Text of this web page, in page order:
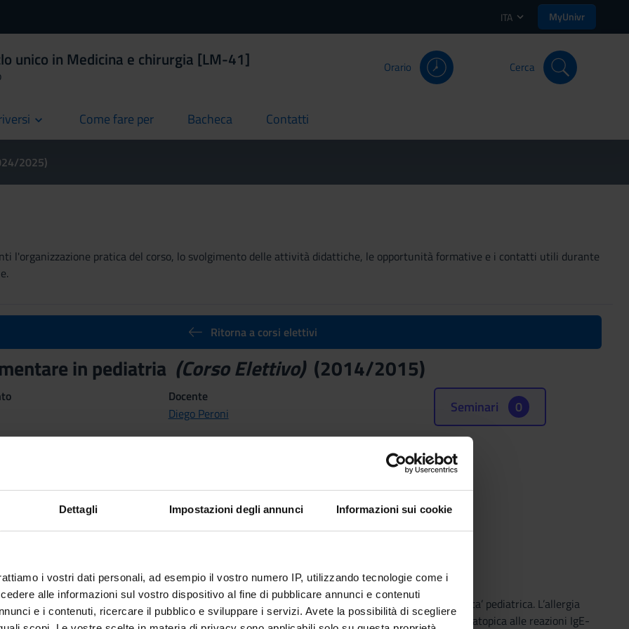
Dettagli Impostazioni degli annunci Informazioni sui cookie
i vostri dati personali, ad esempio il vostro numero IP, utilizzando tecnologie come i
alle informazioni sul vostro dispositivo al fine di pubblicare annunci e contenuti
e i contenuti, ricercare il pubblico e sviluppare i servizi. Avete la possibilità di scegliere
ITA MyUnivr
unico in Medicina e chirurgia [LM-41] Orario Cerca
Come fare per
current Bacheca
current Contatti
current
2025)
l'organizzazione pratica del corso, lo svolgimento delle attività didattiche, le opportunità formative e i contatti utili durante
Ritorna a corsi elettivi
in pediatria (Corso Elettivo)(2014/2015)
Docente
Diego Peroni
Crediti
Settore Scientifico Disciplinare (SSD)
MED/38 - PEDIATRIA GENERALE E SPECIALISTICA
dal 23 feb 2015 al 29 mag 2015.
Seminari 0
delle conoscenze agli studenti di Medicina sui meccanismi di base dell’allergia alimentare in eta’ pediatrica. L’allergia
un problema frequente che deve essere conosciuto nelle sue diverse espressioni dalla dermatite atopica alle reazioni IgE-